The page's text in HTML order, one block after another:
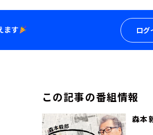
ログ
この記事の番組情報
森本